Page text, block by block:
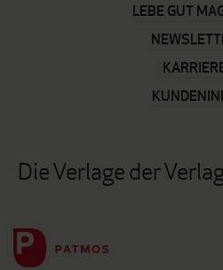
LEBE GUT
Die Verlage der